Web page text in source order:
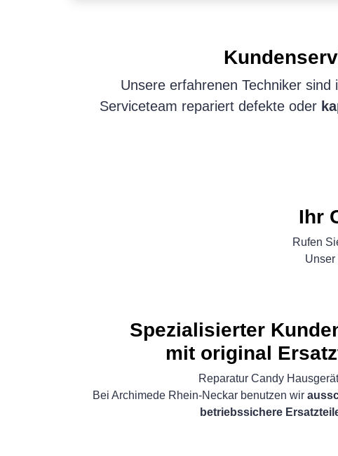
Unsere erfahrenen Techniker
Serviceteam repariert defekte oder
Ihr
Rufen
Unser
Spezialisierter
mit original
Reparatur Candy
Bei Archimede Rhein-Neckar benutzen wir
betriebssichere